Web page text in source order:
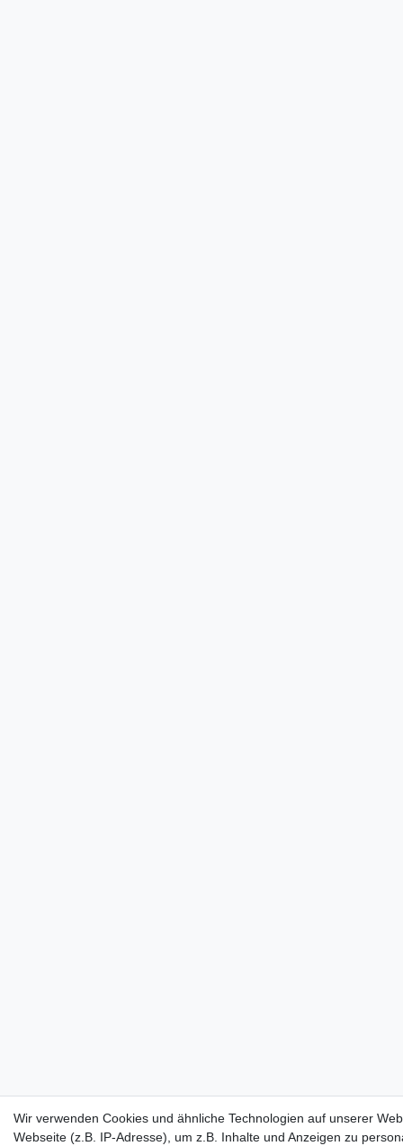
Wir verwenden Cookies und ähnliche Technologien auf unserer
Webseite (z.B. IP-Adresse), um z.B. Inhalte und Anzeigen zu